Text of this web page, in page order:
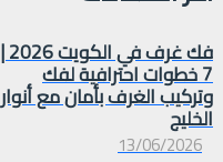
فك غرف في الكويت 2026 |
7 خطوات احترافية لفك
وتركيب الغرف بأمان مع أنوار
الخليج
13/06/2026